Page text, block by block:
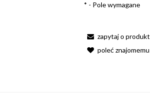
* - Pole wymagane
zapytaj o produkt
poleć znajomemu